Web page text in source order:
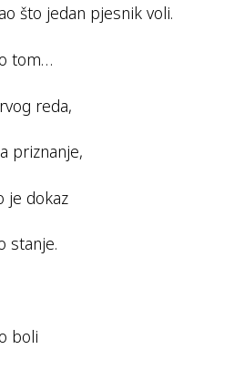
što jedan pjesnik voli.
tom…
reda,
priznanje,
je dokaz
stanje.
boli